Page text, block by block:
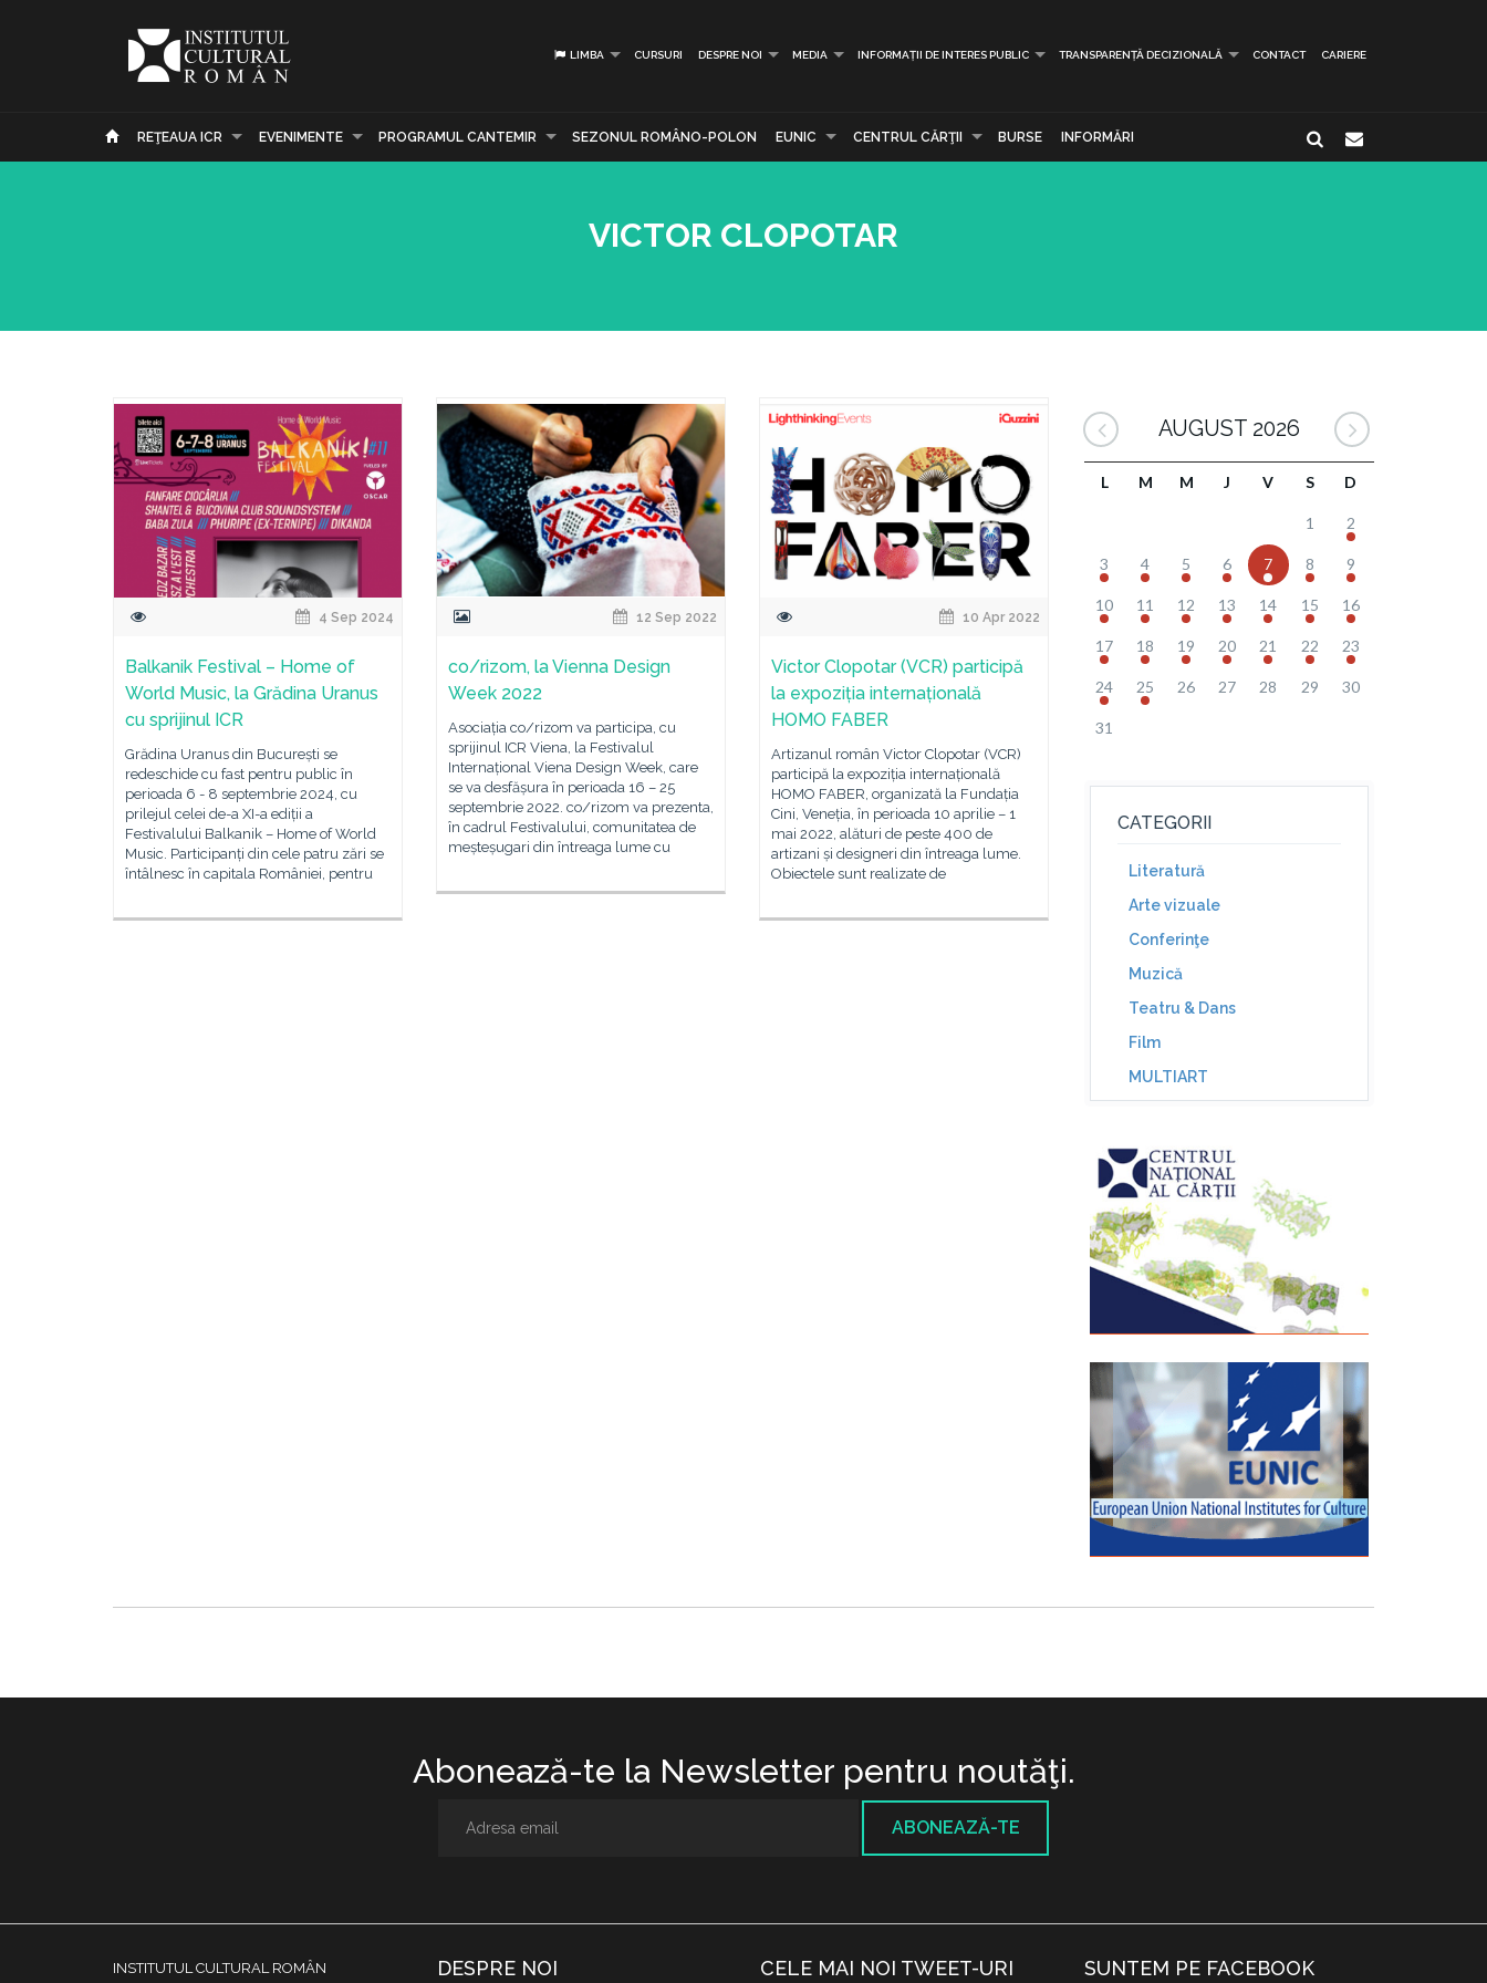
LIMBA CURSURI DESPRE NOI MEDIA INFORMAȚII DE INTERES PUBLIC TRANSPARENȚĂ DECIZIONALĂ CONTACT CARIERE
REŢEAUA ICR EVENIMENTE PROGRAMUL CANTEMIR SEZONUL ROMÂNO-POLON EUNIC CENTRUL CĂRŢII BURSE INFORMĂRI
VICTOR CLOPOTAR
4 Sep 2024
Balkanik Festival – Home of
World Music, la Grădina Uranus
cu sprijinul ICR
Grădina Uranus din București se
redeschide cu fast pentru public în
perioada 6 - 8 septembrie 2024, cu
prilejul celei de-a XI-a ediții a
Festivalului Balkanik – Home of World
Music. Participanți din cele patru zări se
întâlnesc în capitala României, pentru
12 Sep 2022
co/rizom, la Vienna Design
Week 2022
Asociația co/rizom va participa, cu
sprijinul ICR Viena, la Festivalul
Internațional Viena Design Week, care
se va desfășura în perioada 16 – 25
septembrie 2022. co/rizom va prezenta,
în cadrul Festivalului, comunitatea de
meșteșugari din întreaga lume cu
10 Apr 2022
Victor Clopotar (VCR) participă
la expoziția internațională
HOMO FABER
Artizanul român Victor Clopotar (VCR)
participă la expoziția internațională
HOMO FABER, organizată la Fundația
Cini, Veneția, în perioada 10 aprilie – 1
mai 2022, alături de peste 400 de
artizani și designeri din întreaga lume.
Obiectele sunt realizate de
AUGUST 2026
L M M J V S D
1 2
3 4 5 6 7 8 9
10 11 12 13 14 15 16
17 18 19 20 21 22 23
24 25 26 27 28 29 30
31
CATEGORII
Literatură
Arte vizuale
Conferinţe
Muzică
Teatru & Dans
Film
MULTIART
Abonează-te la Newsletter pentru noutăţi.
ABONEAZĂ-TE
INSTITUTUL CULTURAL ROMÂN
DESPRE NOI CELE MAI NOI TWEET-URI SUNTEM PE FACEBOOK